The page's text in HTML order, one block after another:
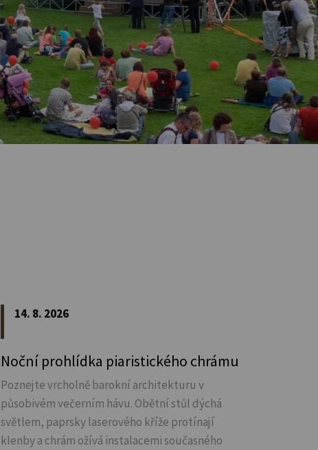
14. 8. 2026
Noční prohlídka piaristického chrámu
Poznejte vrcholně barokní architekturu v
působivém večerním hávu. Obětní stůl dýchá
světlem, paprsky laserového kříže protínají
klenby a chrám ožívá instalacemi současného